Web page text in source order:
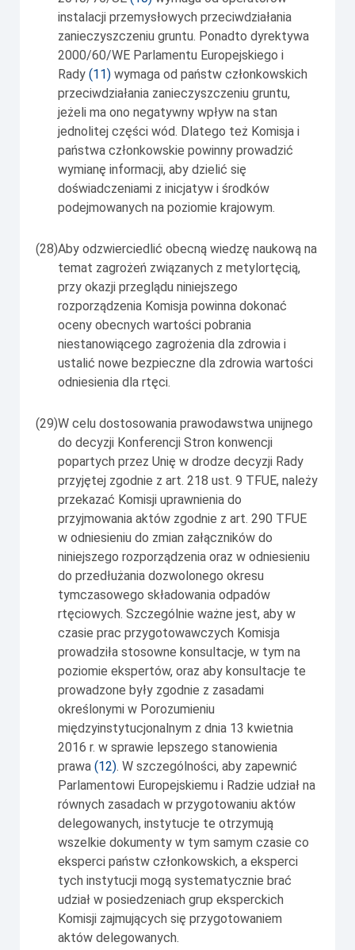
instalacji przemysłowych przeciwdziałania
zanieczyszczeniu gruntu. Ponadto dyrektywa
2000/60/WE Parlamentu Europejskiego i
Rady (11) wymaga od państw członkowskich
przeciwdziałania zanieczyszczeniu gruntu,
jeżeli ma ono negatywny wpływ na stan
jednolitej części wód. Dlatego też Komisja i
państwa członkowskie powinny prowadzić
wymianę informacji, aby dzielić się
doświadczeniami z inicjatyw i środków
podejmowanych na poziomie krajowym.
(28)Aby odzwierciedlić obecną wiedzę naukową na
temat zagrożeń związanych z metylortęcią,
przy okazji przeglądu niniejszego
rozporządzenia Komisja powinna dokonać
oceny obecnych wartości pobrania
niestanowiącego zagrożenia dla zdrowia i
ustalić nowe bezpieczne dla zdrowia wartości
odniesienia dla rtęci.
(29)W celu dostosowania prawodawstwa unijnego
do decyzji Konferencji Stron konwencji
popartych przez Unię w drodze decyzji Rady
przyjętej zgodnie z art. 218 ust. 9 TFUE, należy
przekazać Komisji uprawnienia do
przyjmowania aktów zgodnie z art. 290 TFUE
w odniesieniu do zmian załączników do
niniejszego rozporządzenia oraz w odniesieniu
do przedłużania dozwolonego okresu
tymczasowego składowania odpadów
rtęciowych. Szczególnie ważne jest, aby w
czasie prac przygotowawczych Komisja
prowadziła stosowne konsultacje, w tym na
poziomie ekspertów, oraz aby konsultacje te
prowadzone były zgodnie z zasadami
określonymi w Porozumieniu
międzyinstytucjonalnym z dnia 13 kwietnia
2016 r. w sprawie lepszego stanowienia
prawa (12). W szczególności, aby zapewnić
Parlamentowi Europejskiemu i Radzie udział na
równych zasadach w przygotowaniu aktów
delegowanych, instytucje te otrzymują
wszelkie dokumenty w tym samym czasie co
eksperci państw członkowskich, a eksperci
tych instytucji mogą systematycznie brać
udział w posiedzeniach grup eksperckich
Komisji zajmujących się przygotowaniem
aktów delegowanych.